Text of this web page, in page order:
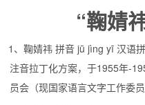
“鞠婧
1、鞠婧祎 拼音 jū jìng yī 汉语
注音拉丁化方案，于1955年-
员会（现国家语言文字工作委